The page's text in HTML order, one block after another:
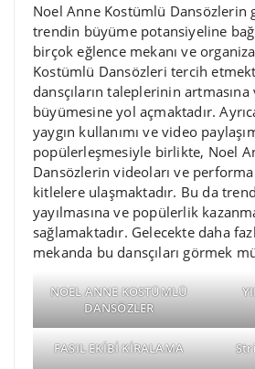
Noel Anne Kostümlü Dansözlerin
trendin büyüme potansiyeline
birçok eğlence mekanı ve
Kostümlü Dansözleri tercih
dansçıların taleplerinin
büyümesine yol açmaktadır.
yaygın kullanımı ve video
popülerleşmesiyle birlikte, Noel
Dansözlerin videoları ve
kitlelere ulaşmaktadır. Bu da
yayılmasına ve popülerlik
sağlamaktadır. Gelecekte daha
mekanda bu dansçıları görmek
NOEL ANNE KOSTÜMLÜ
DANSÖZLER
FASIL EKİBİ KİRALAMA